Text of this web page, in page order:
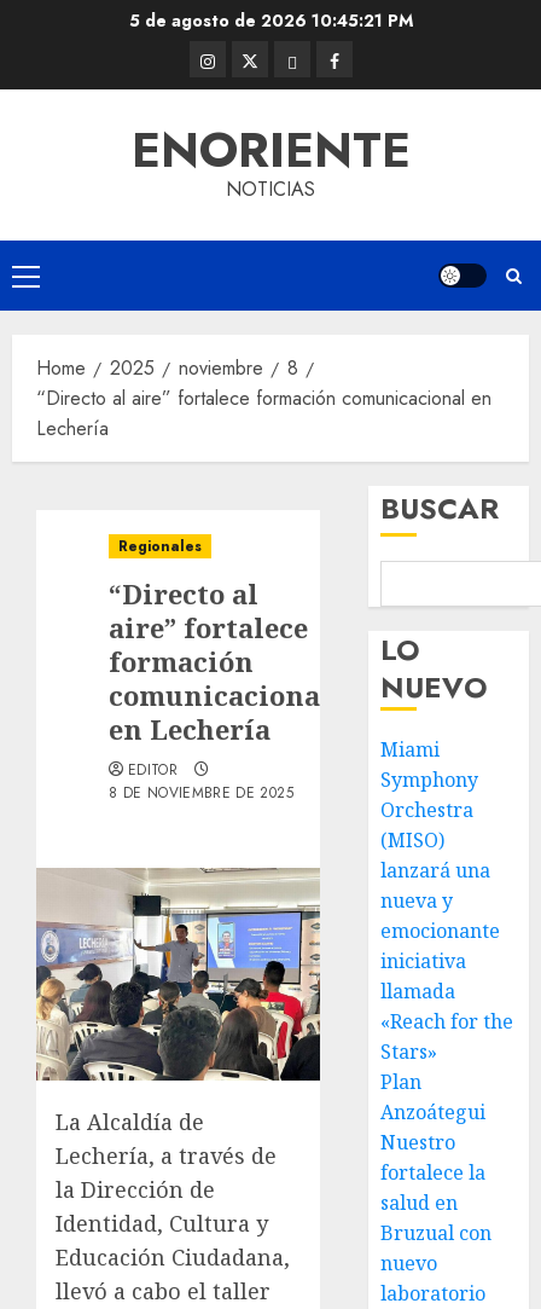
5 de agosto de 2026 10:45:22 PM
Instagram
@EnOriente
Twitter
(X)
ThreadsFacebook
ENORIENTE
NOTICIAS
Primary
Menu
Home 2025 noviembre
8
“Directo al aire” fortalece formación comunicacional en
Lechería
Regionales
“Directo al
aire” fortalece
formación
comunicacional
en Lechería
EDITOR
8 DE NOVIEMBRE DE 2025
La Alcaldía de
Lechería, a través de
la Dirección de
Identidad, Cultura y
Educación Ciudadana,
llevó a cabo el taller
BUSCAR
LO
NUEVO
Miami
Symphony
Orchestra
(MISO)
lanzará una
nueva y
emocionante
iniciativa
llamada
«Reach for the
Stars»
Plan
Anzoátegui
Nuestro
fortalece la
salud en
Bruzual con
nuevo
laboratorio